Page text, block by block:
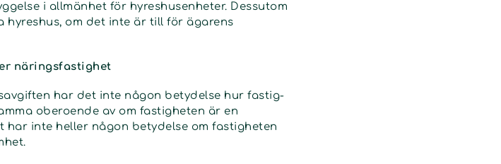
i allmänhet för hyreshusenheter. Dessutom
hyreshus, om det inte är till för ägarens
näringsfastighet
har det inte någon betydelse hur fastig­
oberoende av om fastigheten är en
inte heller någon betydelse om fastig­heten